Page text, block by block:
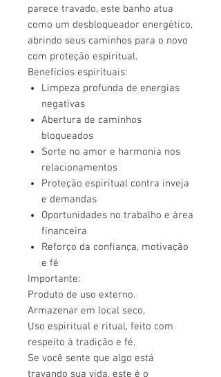
parece travado, este banho atua
como um desbloqueador energético,
abrindo seus caminhos para o novo
com proteção espiritual.
Benefícios espirituais:
Limpeza profunda de energias
negativas
Abertura de caminhos
bloqueados
Sorte no amor e harmonia nos
relacionamentos
Proteção espiritual contra inveja
e demandas
Oportunidades no trabalho e área
financeira
Reforço da confiança, motivação
e fé
Importante:
Produto de uso externo.
Armazenar em local seco.
Uso espiritual e ritual, feito com
respeito à tradição e fé.
Se você sente que algo está
travando sua vida, este é o